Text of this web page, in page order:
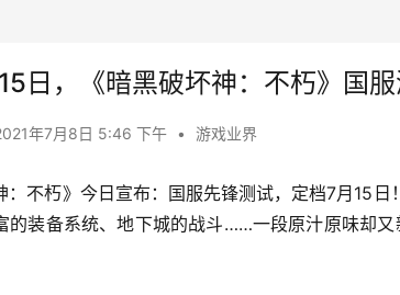
日，《暗黑破坏神：不朽》国
年7月8日 5:46 下午 • 游戏业界
：不朽》今日宣布：国服先锋测试，定档7月15
的装备系统、地下城的战斗……一段原汁原味却